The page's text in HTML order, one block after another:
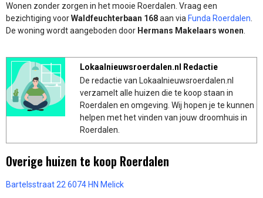
Wonen zonder zorgen in het mooie Roerdalen. Vraag een
bezichtiging voorWaldfeuchterbaan 168aan via Funda Roerdalen
De woning wordt aangeboden door Hermans Makelaars wonen
Lokaalnieuwsroerdalen.nl Redactie
De redactie van Lokaalnieuwsroerdalen.nl
verzamelt alle huizen die te koop staan in
Roerdalen en omgeving. Wij hopen je te kunnen
helpen met het vinden van jouw droomhuis in
Roerdalen.
Overige huizen te koop Roerdalen
Bartelsstraat 22 6074 HN Melick